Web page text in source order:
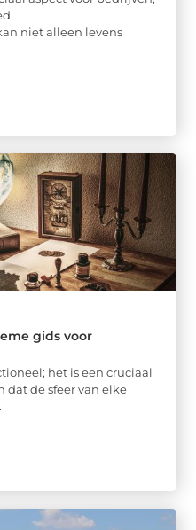
niet alleen levens
gids voor
het is een cruciaal
de sfeer van elke